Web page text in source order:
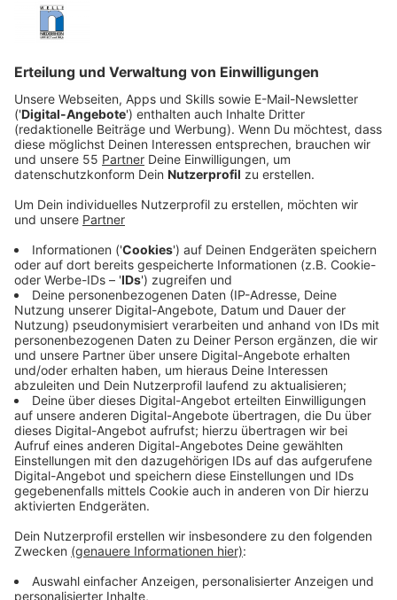
Anzeige
In Nordfrankreich ist die Situation noch kritischer.
Deutsche und britische Einheiten liegen in ihren
Schützengräben und lauern auf die Fehler des
Gegners. In dieser Situation werden die britischen
Soldaten Schofield (George MacKay) und Blake (Dean-
Charles Chapman) von ihrem Vorgesetzten General
Erinmore (Colin Firth) mit einem dringenden und
gefährlichen Auftrag losgeschickt: Sie sollen zwischen
den deutschen und britischen Schützengräben eine
Nachricht an ein anderes britisches Bataillon
überbringen. Erreicht die Nachricht die Truppen nicht,
laufen sie in einen deutschen Hinterhalt. Die Leben von
1.500 britischen Soldaten stehen auf dem Spiel –
darunter auch das von Blakes älterem Bruder Leslie
(Andrew Scott). Es beginnt ein Wettlauf mit der Zeit
und der eigenen Angst.
Anzeige
Wir benötigen Ihre
Zustimmung, um den YouTube
Video-Service zu laden!